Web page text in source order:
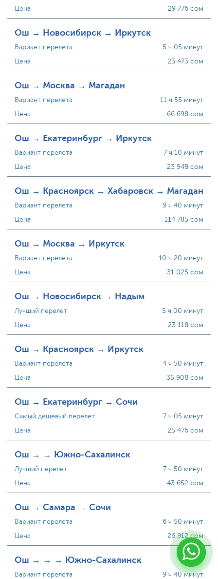
Цена
29 776 сом
Ош → Новосибирск → Иркутск
Вариант перелета
Цена
5 ч 05 минут
23 473 сом
Ош → Москва → Магадан
Вариант перелета
Цена
11 ч 55 минут
66 698 сом
Ош → Екатеринбург → Иркутск
Вариант перелета
Цена
7 ч 10 минут
23 948 сом
Ош → Красноярск → Хабаровск → Магадан
Вариант перелета
Цена
9 ч 40 минут
114 785 сом
Ош → Москва → Иркутск
Вариант перелета
Цена
10 ч 20 минут
31 025 сом
Ош → Новосибирск → Надым
Лучший перелет
Цена
5 ч 00 минут
23 118 сом
Ош → Красноярск → Иркутск
Вариант перелета
Цена
4 ч 50 минут
35 908 сом
Ош → Екатеринбург → Сочи
Самый дешевый перелет
Цена
7 ч 05 минут
25 476 сом
Ош → → Южно-Сахалинск
Лучший перелет
Цена
7 ч 50 минут
43 652 сом
Ош → Самара → Сочи
Вариант перелета
Цена
6 ч 50 минут
26 912 сом
Ош → → → Южно-Сахалинск
Вариант перелета 9 ч 40 минут